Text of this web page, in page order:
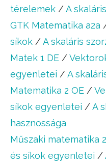
térelemek / A
GTK Matematika a2a
síkok / A skaláris
Matek 1 DE /
egyenletei / A
Matematika 2 OE /
síkok egyenletei / A
hasznossága
Műszaki matematika 2
és síkok egyenletei /